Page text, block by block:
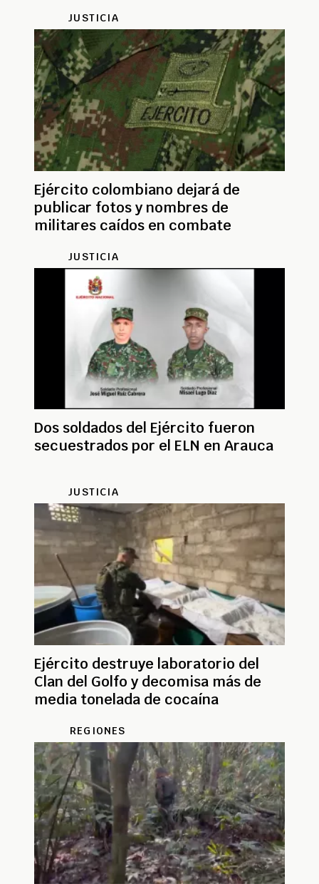
JUSTICIA
Ejército colombiano dejará de
publicar fotos y nombres de
militares caídos en combate
JUSTICIA
Dos soldados del Ejército fueron
secuestrados por el ELN en Arauca
JUSTICIA
Ejército destruye laboratorio del
Clan del Golfo y decomisa más de
media tonelada de cocaína
REGIONES